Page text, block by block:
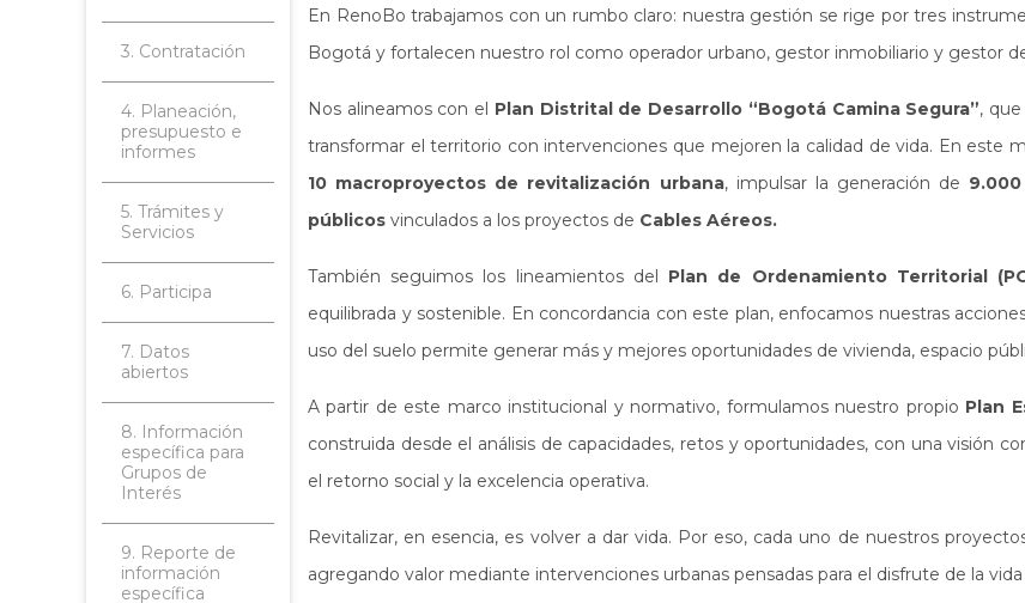
3. Contratación
4. Planeación,
presupuesto e
informes
5. Trámites y
Servicios
6. Participa
7. Datos
abiertos
8. Información
específica para
Grupos de
Interés
9. Reporte de
información
específica
En RenoBo trabajamos con un rumbo claro: nuestra gestión se rige por tres
Bogotá y fortalecen nuestro rol como operador urbano, gestor inmobiliario y gestor
Nos alineamos con el Plan Distrital de Desarrollo “Bogotá Camina Segura”,
transformar el territorio con intervenciones que mejoren la calidad de vida. En este
10 macroproyectos de revitalización urbana, impulsar la generación de
públicos vinculados a los proyectos de Cables Aéreos.
También seguimos los lineamientos del Plan de Ordenamiento Territorial
equilibrada y sostenible. En concordancia con este plan, enfocamos nuestras
uso del suelo permite generar más y mejores oportunidades de vivienda, espacio
A partir de este marco institucional y normativo, formulamos nuestro propio Plan
construida desde el análisis de capacidades, retos y oportunidades, con una visión
el retorno social y la excelencia operativa.
Revitalizar, en esencia, es volver a dar vida. Por eso, cada uno de nuestros
agregando valor mediante intervenciones urbanas pensadas para el disfrute de la vida